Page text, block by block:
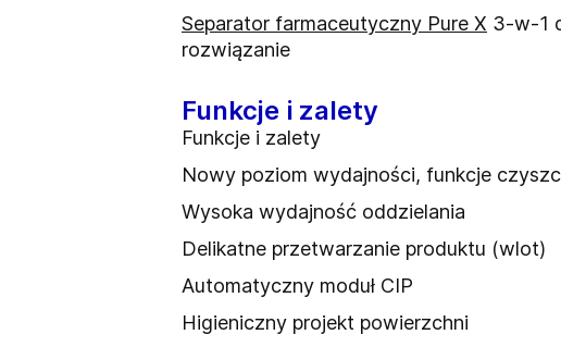
Separator farmaceutyczny Pure X 3-w-1
rozwiązanie
Funkcje i zalety
Funkcje i zalety
Nowy poziom wydajności, funkcje
Wysoka wydajność oddzielania
Delikatne przetwarzanie produktu (wlot)
Automatyczny moduł CIP
Higieniczny projekt powierzchni